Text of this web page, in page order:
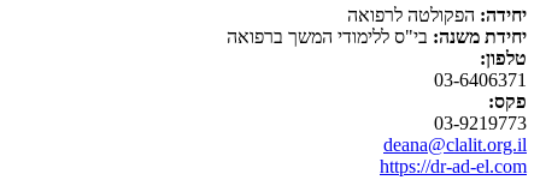
יחידה: הפקולטה לרפואה
יחידת משנה: בי"ס ללימודי המשך ברפואה
טלפון:
03-6406371
פקס:
03-9219773
deana@clalit.org.il
https://dr-ad-el.com